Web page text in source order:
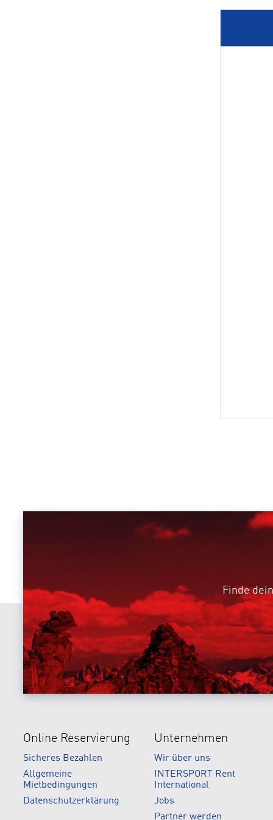
Finde
Online Reservierung
Sicheres Bezahlen
Allgemeine
Mietbedingungen
Datenschutzerklärung
Unternehmen
Wir über uns
INTERSPORT Rent
International
Jobs
Partner werden